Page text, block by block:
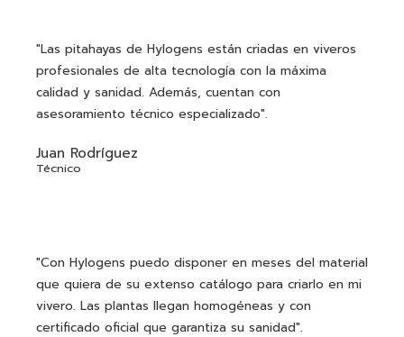
"Las pitahayas de Hylogens están criadas en viveros
profesionales de alta tecnología con la máxima
calidad y sanidad. Además, cuentan con
asesoramiento técnico especializado".
Juan Rodríguez
Técnico
"Con Hylogens puedo disponer en meses del material
que quiera de su extenso catálogo para criarlo en mi
vivero. Las plantas llegan homogéneas y con
certificado oficial que garantiza su sanidad".